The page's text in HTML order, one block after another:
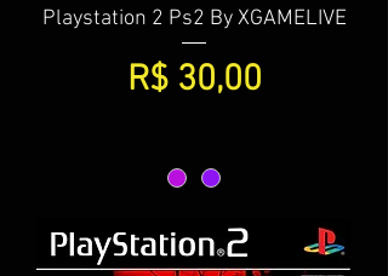
Playstation 2 Ps2 By XGAMELIVE
Preço
R$ 30,00